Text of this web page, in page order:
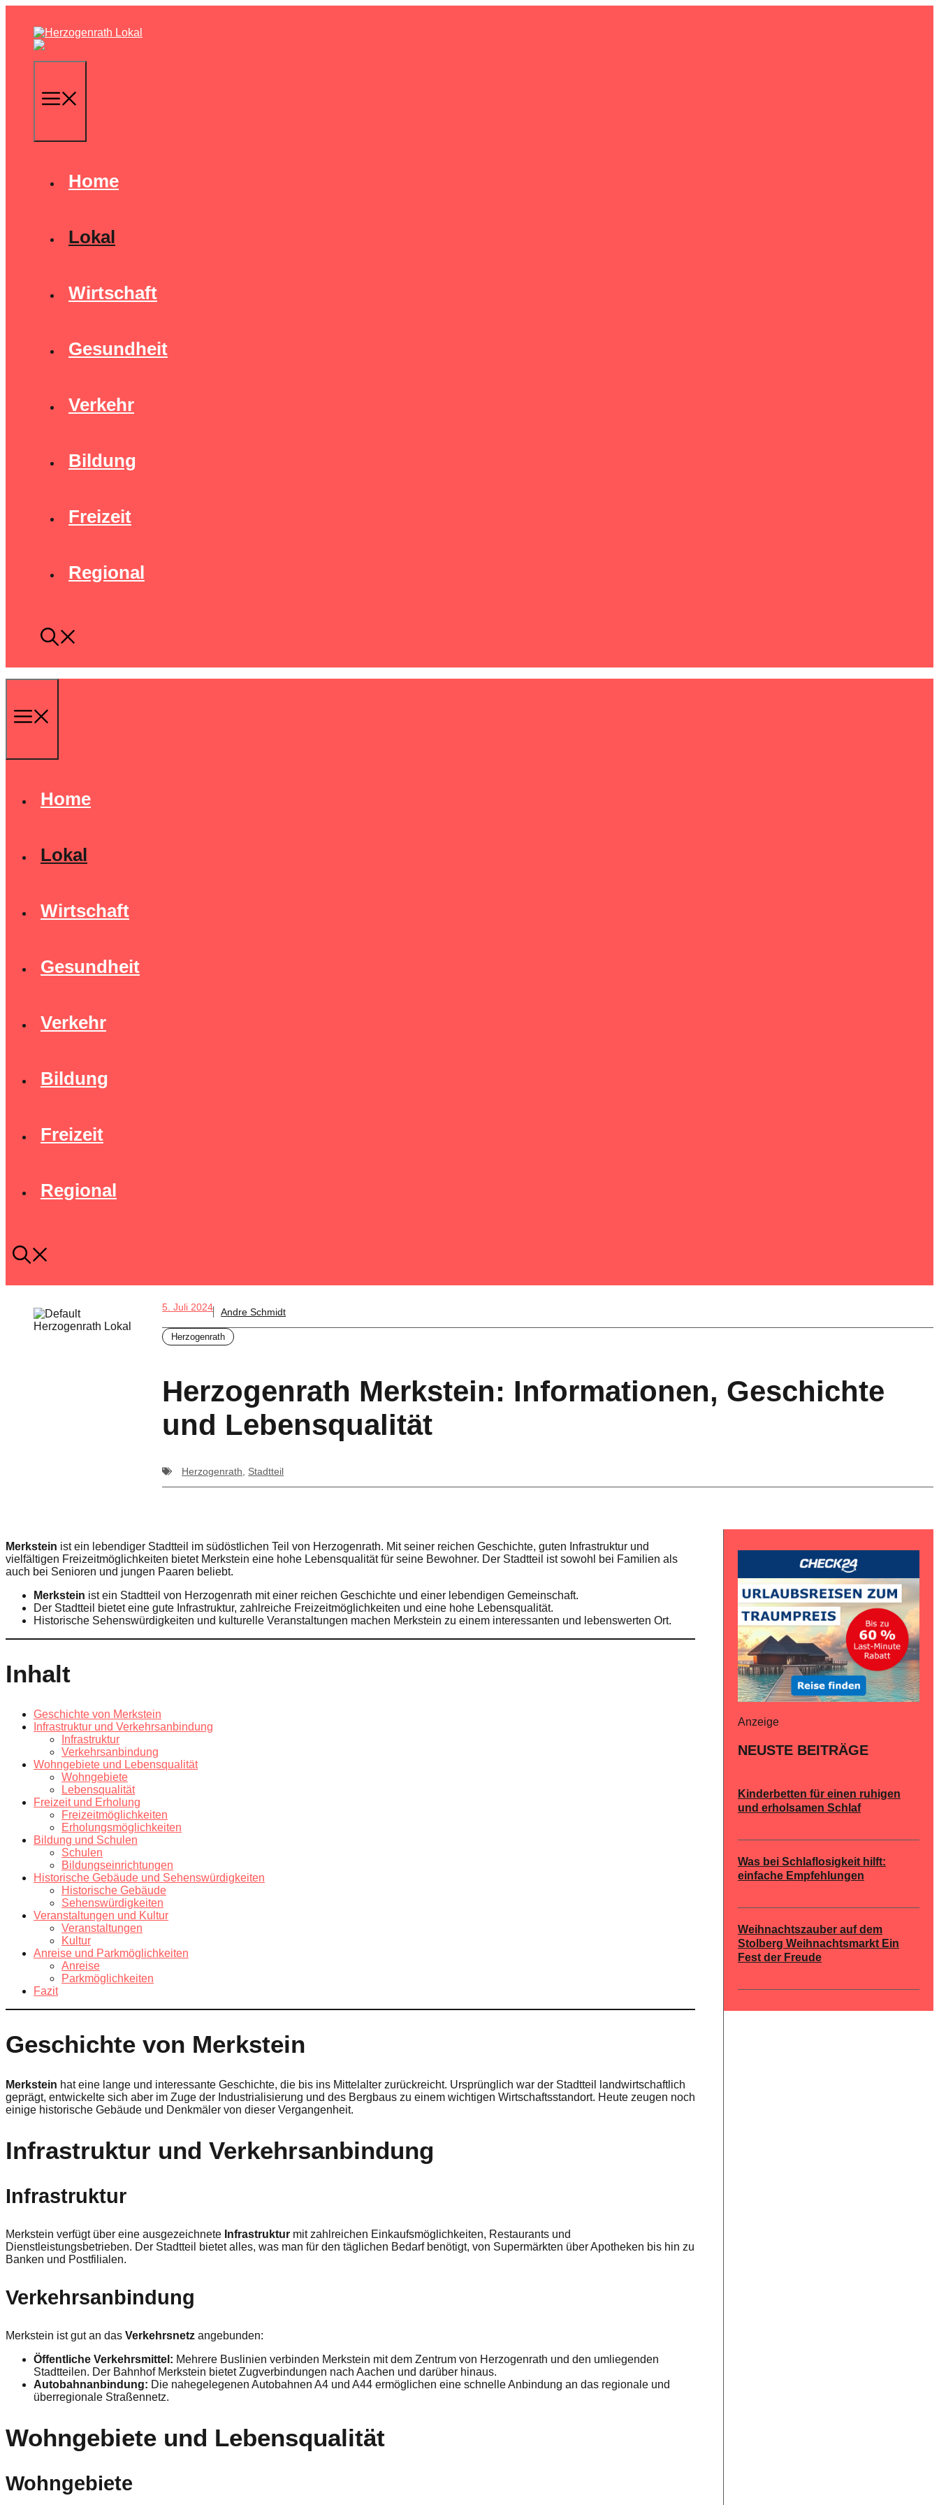
springen
Home
Lokal
Wirtschaft
Gesundheit
Verkehr
Bildung
Freizeit
Regional
Home
Lokal
Wirtschaft
Gesundheit
Verkehr
Bildung
Freizeit
Regional
5. Juli 2024 Andre Schmidt
Herzogenrath
Herzogenrath Merkstein: Informationen, Geschichte
und Lebensqualität
Herzogenrath Stadtteil
Merkstein ist ein lebendiger Stadtteil im südöstlichen Teil von Herzogenrath. Mit seiner reichen Geschichte, guten Infrastruktur und
vielfältigen Freizeitmöglichkeiten bietet Merkstein eine hohe Lebensqualität für seine Bewohner. Der Stadtteil ist sowohl bei Familien als
auch bei Senioren und jungen Paaren beliebt.
Merkstein ist ein Stadtteil von Herzogenrath mit einer reichen Geschichte und einer lebendigen Gemeinschaft.
Der Stadtteil bietet eine gute Infrastruktur, zahlreiche Freizeitmöglichkeiten und eine hohe Lebensqualität.
Historische Sehenswürdigkeiten und kulturelle Veranstaltungen machen Merkstein zu einem interessanten und lebenswerten Ort.
Inhalt
Geschichte von Merkstein
Infrastruktur und Verkehrsanbindung
Infrastruktur
Verkehrsanbindung
Wohngebiete und Lebensqualität
Wohngebiete
Lebensqualität
Freizeit und Erholung
Freizeitmöglichkeiten
Erholungsmöglichkeiten
Bildung und Schulen
Schulen
Bildungseinrichtungen
Historische Gebäude und Sehenswürdigkeiten
Historische Gebäude
Sehenswürdigkeiten
Veranstaltungen und Kultur
Veranstaltungen
Kultur
Anreise und Parkmöglichkeiten
Anreise
Parkmöglichkeiten
Fazit
Geschichte von Merkstein
Merkstein hat eine lange und interessante Geschichte, die bis ins Mittelalter zurückreicht. Ursprünglich war der Stadtteil landwirtschaftlich
geprägt, entwickelte sich aber im Zuge der Industrialisierung und des Bergbaus zu einem wichtigen Wirtschaftsstandort. Heute zeugen noch
einige historische Gebäude und Denkmäler von dieser Vergangenheit.
Infrastruktur und Verkehrsanbindung
Infrastruktur
Merkstein verfügt über eine ausgezeichnete Infrastruktur mit zahlreichen Einkaufsmöglichkeiten, Restaurants und
Dienstleistungsbetrieben. Der Stadtteil bietet alles, was man für den täglichen Bedarf benötigt, von Supermärkten über Apotheken bis hin zu
Banken und Postfilialen.
Verkehrsanbindung
Merkstein ist gut an das Verkehrsnetz angebunden:
Öffentliche Verkehrsmittel: Mehrere Buslinien verbinden Merkstein mit dem Zentrum von Herzogenrath und den umliegenden
Stadtteilen. Der Bahnhof Merkstein bietet Zugverbindungen nach Aachen und darüber hinaus.
Autobahnanbindung: Die nahegelegenen Autobahnen A4 und A44 ermöglichen eine schnelle Anbindung an das regionale und
überregionale Straßennetz.
Wohngebiete und Lebensqualität
Wohngebiete
Anzeige
NEUSTE BEITRÄGE
Kinderbetten für einen ruhigen
und erholsamen Schlaf
Was bei Schlaflosigkeit hilft:
einfache Empfehlungen
Weihnachtszauber auf dem
Stolberg Weihnachtsmarkt Ein
Fest der Freude